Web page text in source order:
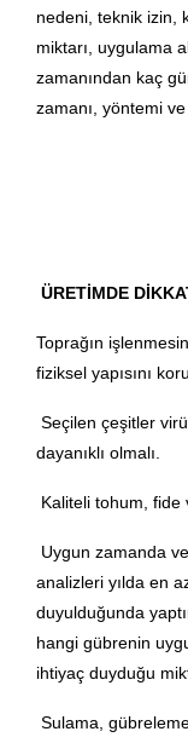
nedeni, teknik izin,
miktarı, uygulama
zamanından kaç
zamanı, yöntemi
ÜRETİMDE
Toprağın
fiziksel yapısını
Seçilen çeşitler
dayanıklı olmalı.
Kaliteli tohum, fide
Uygun zamanda
analizleri yılda en
duyulduğunda
hangi gübrenin
ihtiyaç duyduğu
Sulama,